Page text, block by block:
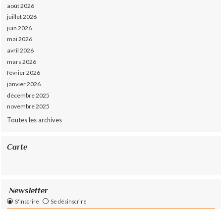
août 2026
juillet 2026
juin 2026
mai 2026
avril 2026
mars 2026
février 2026
janvier 2026
décembre 2025
novembre 2025
Toutes les archives
Carte
Newsletter
S'inscrire Se désinscrire